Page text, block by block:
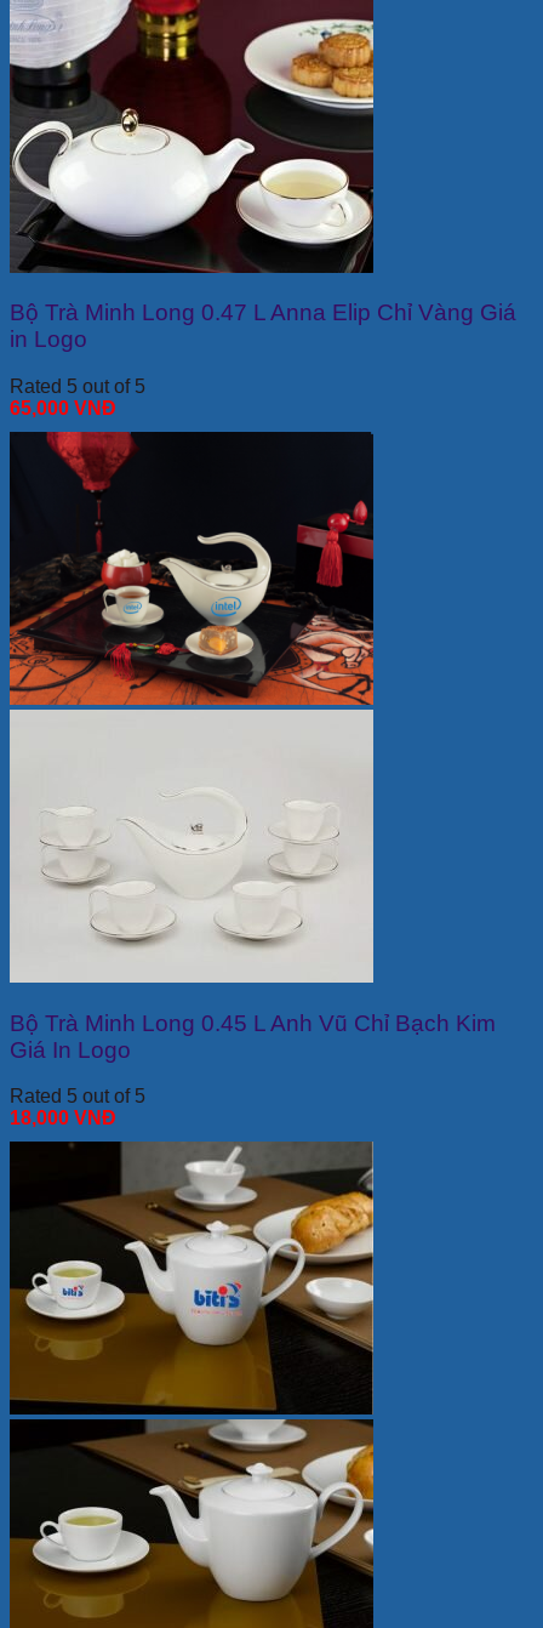
Bộ Trà Minh Long 0.47 L Anna Elip Chỉ Vàng Giá
in Logo
Rated 5 out of 5
65,000 VNĐ
Bộ Trà Minh Long 0.45 L Anh Vũ Chỉ Bạch Kim
Giá In Logo
Rated 5 out of 5
18,000 VNĐ